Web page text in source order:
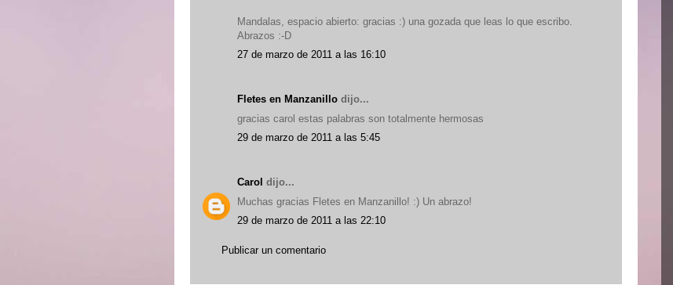
Mandalas, espacio abierto: gracias :) una gozada que leas lo que escribo.
Abrazos :-D
27 de marzo de 2011 a las 16:10
Fletes en Manzanillo dijo...
gracias carol estas palabras son totalmente hermosas
29 de marzo de 2011 a las 5:45
Carol dijo...
Muchas gracias Fletes en Manzanillo! :) Un abrazo!
29 de marzo de 2011 a las 22:10
Publicar un comentario